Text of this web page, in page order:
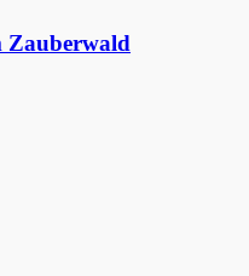
Zauberwald